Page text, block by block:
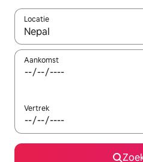
Locatie
Wanneer er suggesties
Aankomst
Vertrek